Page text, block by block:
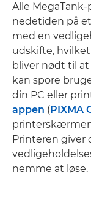
Alle
nedetiden på
med en
udskifte,
bliver nødt til
kan spore
din PC eller
appen (PIXMA
Printeren giver
nemme at løse.